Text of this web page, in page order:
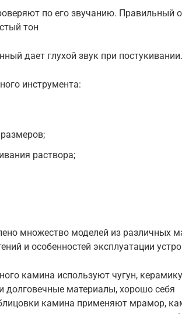
по его звучанию. Правильный
тон
дает глухой звук при постукивании.
инструмента:
раствора;
множество моделей из различных
и особенностей эксплуатации
камина используют чугун,
долговечные материалы, хорошо себя
камина применяют мрамор,